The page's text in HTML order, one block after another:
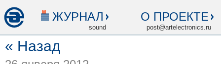
ЖУРНАЛ
sound
О ПРОЕКТЕ
post@artelectronics.ru
« Назад